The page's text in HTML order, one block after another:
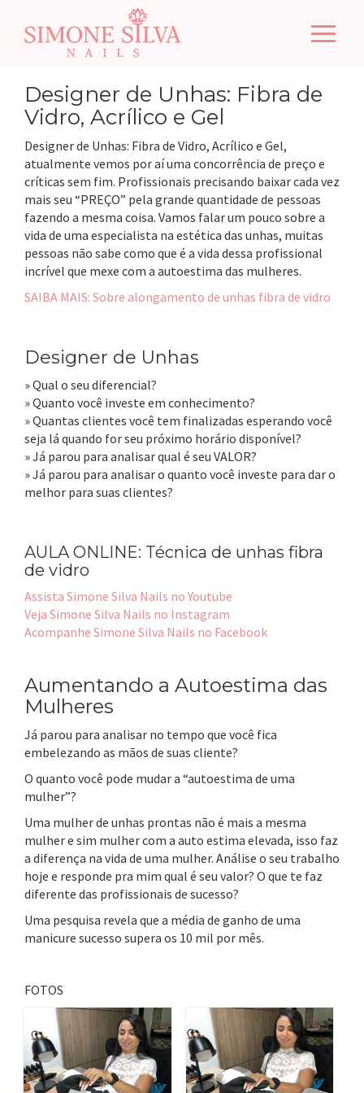
para
Alternar
Designer de Unhas: Fibra de
Vidro, Acrílico e Gel
Designer de Unhas: Fibra de Vidro, Acrílico e Gel,
atualmente vemos por aí uma concorrência de preço e
críticas sem fim. Profissionais precisando baixar cada vez
mais seu “PREÇO” pela grande quantidade de pessoas
fazendo a mesma coisa. Vamos falar um pouco sobre a
vida de uma especialista na estética das unhas, muitas
pessoas não sabe como que é a vida dessa profissional
incrível que mexe com a autoestima das mulheres.
SAIBA MAIS: Sobre alongamento de unhas fibra de vidro
Designer de Unhas
» Qual o seu diferencial?
» Quanto você investe em conhecimento?
» Quantas clientes você tem finalizadas esperando você
seja lá quando for seu próximo horário disponível?
» Já parou para analisar qual é seu VALOR?
» Já parou para analisar o quanto você investe para dar o
melhor para suas clientes?
AULA ONLINE: Técnica de unhas fibra
de vidro
Assista Simone Silva Nails no Youtube
Veja Simone Silva Nails no Instagram
Acompanhe Simone Silva Nails no Facebook
Aumentando a Autoestima das
Mulheres
Já parou para analisar no tempo que você fica
embelezando as mãos de suas cliente?
O quanto você pode mudar a “autoestima de uma
mulher”?
Uma mulher de unhas prontas não é mais a mesma
mulher e sim mulher com a auto estima elevada, isso faz
a diferença na vida de uma mulher. Análise o seu trabalho
hoje e responde pra mim qual é seu valor? O que te faz
diferente das profissionais de sucesso?
Uma pesquisa revela que a média de ganho de uma
manicure sucesso supera os 10 mil por mês.
FOTOS